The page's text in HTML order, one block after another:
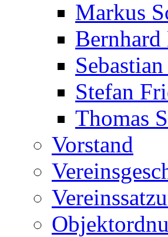
Markus
Bernhard
Stefan
Thomas
Vorstand